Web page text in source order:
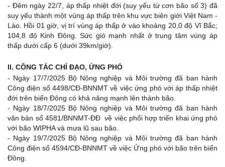
- Đêm ngày 22/7, áp thấp nhiệt đới (suy yếu từ cơn bão số 3) đã
suy yếu thành một vùng áp thấp trên khu vực biên giới Việt Nam -
Lào. Hồi 01 giờ, vị trí vùng áp thấp ở vào khoảng 20,0 độ Vĩ Bắc;
104,8 độ Kinh Đông. Sức gió mạnh nhất ở trung tâm vùng áp
thấp dưới cấp 6 (dưới 39km/giờ).
II. CÔNG TÁC CHỈ ĐẠO, ỨNG PHÓ
- Ngày 17/7/2025 Bộ Nông nghiệp và Môi trường đã ban hành
Công điện số 4498/CĐ-BNNMT về việc ứng phó với áp thấp nhiệt
đới trên biển Đông có khả năng mạnh lên thành bão.
- Ngày 18/7/2025 Bộ Nông nghiệp và Môi trường đã ban hành
văn bản số 4581/BNNMT-ĐĐ về việc phối hợp triển khai ứng phó
với bão WIPHA và mưa lũ sau bão.
- Ngày 19/7/2025 Bộ Nông nghiệp và Môi trường đã ban hành
Công điện số 4594/CĐ-BNNMT về việc Ứng phó với bão trên biển
Đông.